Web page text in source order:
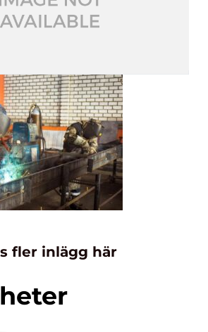
fler inlägg här